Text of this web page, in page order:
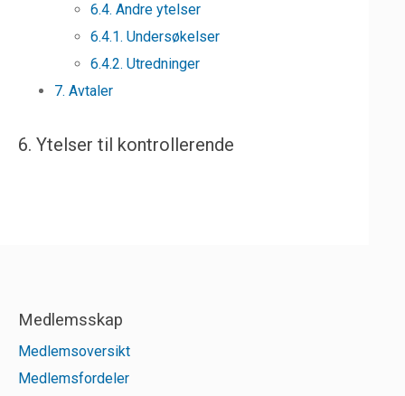
6.4. Andre ytelser
6.4.1. Undersøkelser
6.4.2. Utredninger
7. Avtaler
6. Ytelser til kontrollerende
Medlemsskap
Medlemsoversikt
Medlemsfordeler